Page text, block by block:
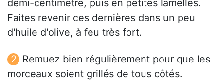
demi-centimètre, puis en petites lamelles.
Faites revenir ces dernières dans un peu
d'huile d'olive, à feu très fort.
Remuez bien régulièrement pour que les
morceaux soient grillés de tous côtés.